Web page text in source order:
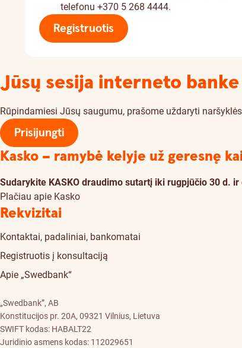
telefonu +370 5 268 4444.
Registruotis
Jūsų sesija interneto
Rūpindamiesi Jūsų saugumu, prašome uždaryti
Prisijungti
Kasko – ramybė kelyje už geresnę
Sudarykite KASKO draudimo sutartį iki rugpjūčio 30 d.
Plačiau apie Kasko
Rekvizitai
Kontaktai, padaliniai, bankomatai
Registruotis į konsultaciją
Apie „Swedbank“
„Swedbank”, AB
Konstitucijos pr. 20A, 09321 Vilnius, Lietuva
SWIFT kodas: HABALT22
Juridinio asmens kodas: 112029651